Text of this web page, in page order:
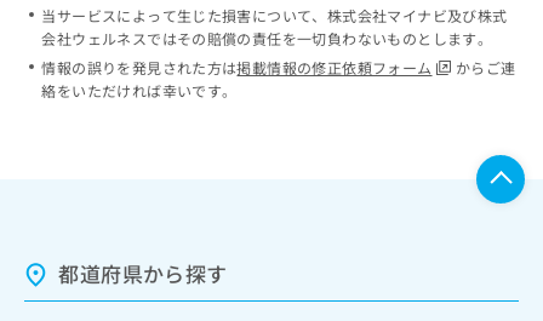
当サービスによって生じた損害について、株式会社マイナビ及び株式
会社ウェルネスではその賠償の責任を一切負わないものとします。
情報の誤りを発見された方は掲載情報の修正依頼フォーム
からご連
絡をいただければ幸いです。
都道府県から探す